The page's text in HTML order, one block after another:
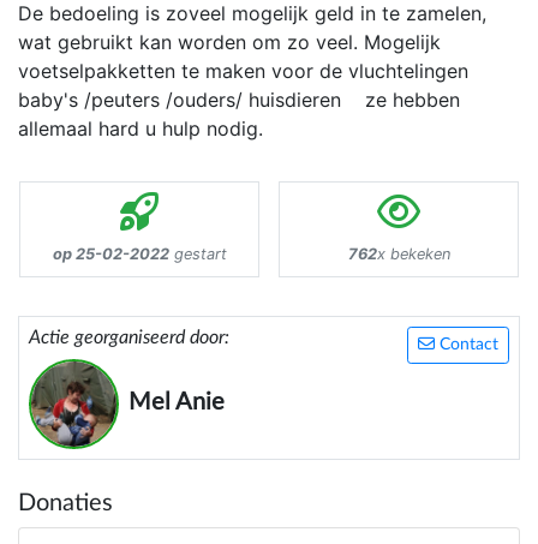
De bedoeling is zoveel mogelijk geld in te zamelen,
wat gebruikt kan worden om zo veel. Mogelijk
voetselpakketten te maken voor de vluchtelingen
baby's /peuters /ouders/ huisdieren ze hebben
allemaal hard u hulp nodig.
op 25-02-2022gestart 762x bekeken
Contact
Actie georganiseerd door:
Mel Anie
Donaties